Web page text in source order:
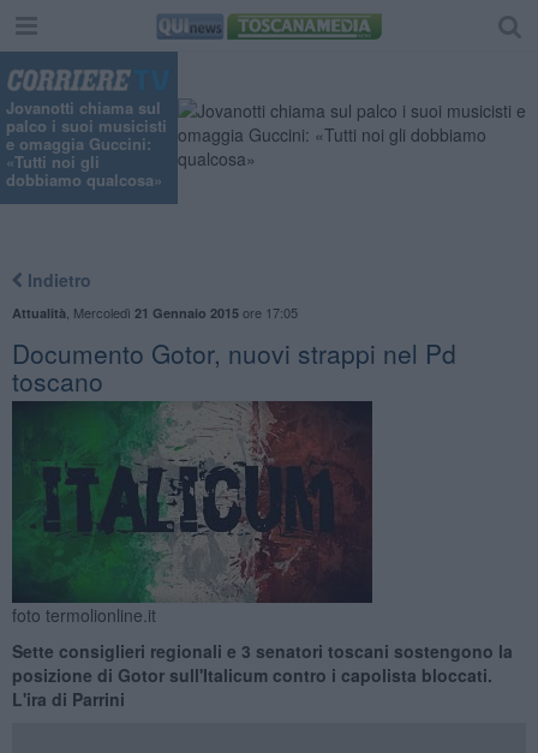
Jovanotti chiama sul
palco i suoi musicisti
e omaggia Guccini:
«Tutti noi gli
dobbiamo qualcosa»
Indietro
Attualità Mercoledì 21 Gennaio 2015ore 17:05
Documento Gotor, nuovi strappi nel Pd
toscano
foto termolionline.it
Sette consiglieri regionali e 3 senatori toscani sostengono la
posizione di Gotor sull'Italicum contro i capolista bloccati.
L'ira di Parrini